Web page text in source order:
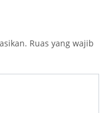
Ruas yang wajib